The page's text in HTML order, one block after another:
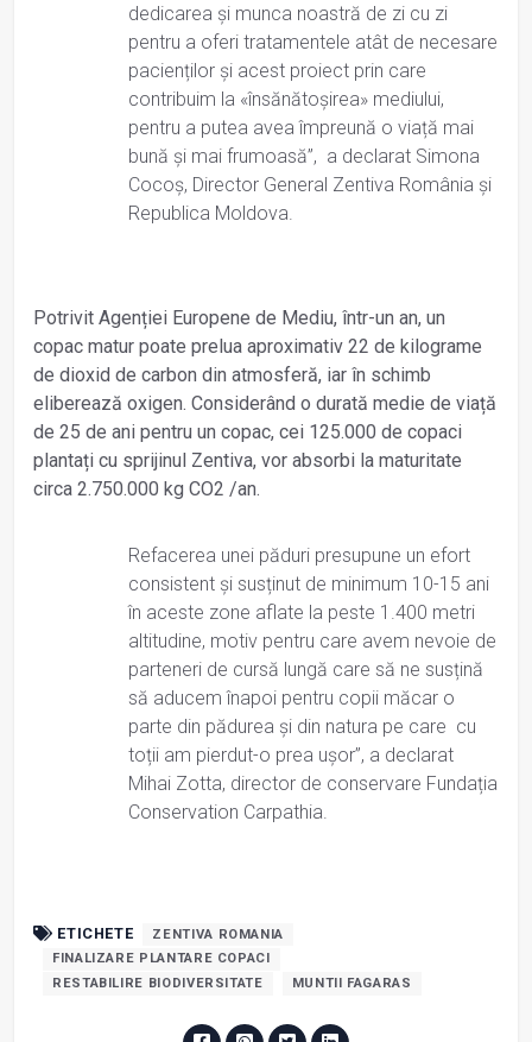
dedicarea și munca noastră de zi cu zi
pentru a oferi tratamentele atât de necesare
pacienților și acest proiect prin care
contribuim la «însănătoșirea» mediului,
pentru a putea avea împreună o viață mai
bună și mai frumoasă”, a declarat Simona
Cocoș, Director General Zentiva România și
Republica Moldova.
Potrivit Agenției Europene de Mediu, într-un an, un
copac matur poate prelua aproximativ 22 de kilograme
de dioxid de carbon din atmosferă, iar în schimb
eliberează oxigen. Considerând o durată medie de viață
de 25 de ani pentru un copac, cei 125.000 de copaci
plantați cu sprijinul Zentiva, vor absorbi la maturitate
circa 2.750.000 kg CO2 /an.
Refacerea unei păduri presupune un efort
consistent și susținut de minimum 10-15 ani
în aceste zone aflate la peste 1.400 metri
altitudine, motiv pentru care avem nevoie de
parteneri de cursă lungă care să ne susțină
să aducem înapoi pentru copii măcar o
parte din pădurea și din natura pe care cu
toții am pierdut-o prea ușor”, a declarat
Mihai Zotta, director de conservare Fundația
Conservation Carpathia.
ETICHETE
ZENTIVA ROMANIA
FINALIZARE PLANTARE COPACI
RESTABILIRE BIODIVERSITATE
MUNTII FAGARAS